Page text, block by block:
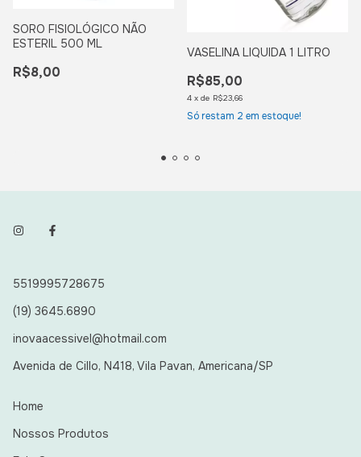
SORO FISIOLÓGICO NÃO
ESTERIL 500 ML
R$8,00
VASELINA LIQUIDA 1 LITRO
R$85,00
4 x de R$23,66
Só restam 2 em estoque!
5519995728675
(19) 3645.6890
inovaacessivel@hotmail.com
Avenida de Cillo, N418, Vila Pavan, Americana/SP
Home
Nossos Produtos